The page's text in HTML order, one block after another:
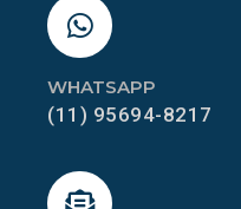
WHATSAPP
(11) 95694-8217